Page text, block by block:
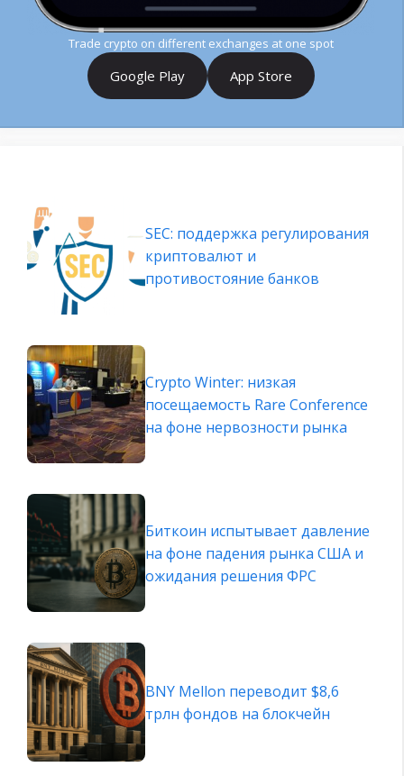
Trade crypto on different exchanges at one spot
Google Play App Store
SEC: поддержка регулирования
криптовалют и
противостояние банков
Crypto Winter: низкая
посещаемость Rare Conference
на фоне нервозности рынка
Биткоин испытывает давление
на фоне падения рынка США и
ожидания решения ФРС
BNY Mellon переводит $8,6
трлн фондов на блокчейн